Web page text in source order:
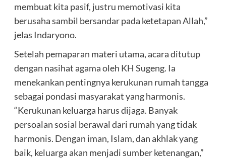
membuat kita pasif, justru memotivasi kita
berusaha sambil bersandar pada ketetapan Allah,”
jelas Indaryono.
Setelah pemaparan materi utama, acara ditutup
dengan nasihat agama oleh KH Sugeng. Ia
menekankan pentingnya kerukunan rumah tangga
sebagai pondasi masyarakat yang harmonis.
“Kerukunan keluarga harus dijaga. Banyak
persoalan sosial berawal dari rumah yang tidak
harmonis. Dengan iman, Islam, dan akhlak yang
baik, keluarga akan menjadi sumber ketenangan,”